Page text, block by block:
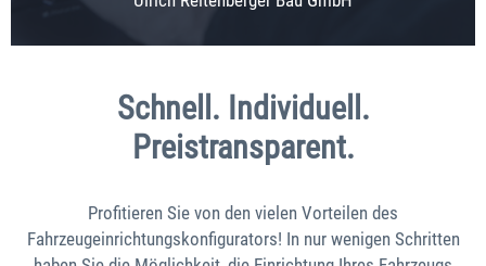
Schnell. Individuell.
Preistransparent.
Profitieren Sie von den vielen Vorteilen des
Fahrzeugeinrichtungskonfigurators! In nur wenigen Schritten